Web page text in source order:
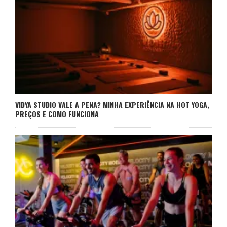
VIDYA STUDIO VALE A PENA? MINHA EXPERIÊNCIA NA HOT YOGA,
PREÇOS E COMO FUNCIONA